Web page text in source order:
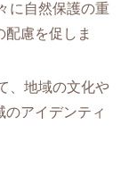
に自然保護の重
慮を促しま
、地域の文化や
アイデンティ